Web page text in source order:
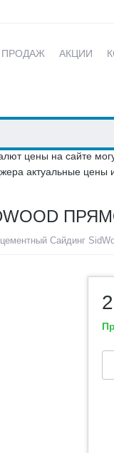
АКЦИИ
цены на сайте
актуальные цены
Сайдинг